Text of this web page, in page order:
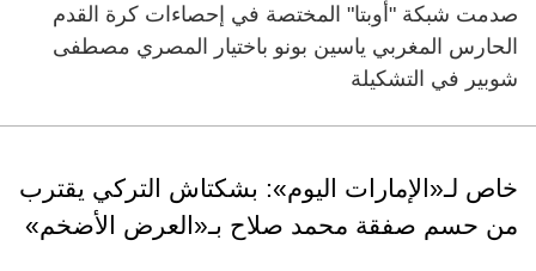
صدمت شبكة "أوبتا" المختصة في إحصاءات كرة القدم
الحارس المغربي ياسين بونو باختيار المصري مصطفى
شوبير في التشكيلة
خاص لـ«الإمارات اليوم»: بشكتاش التركي يقترب
من حسم صفقة محمد صلاح بـ«العرض الأضخم»